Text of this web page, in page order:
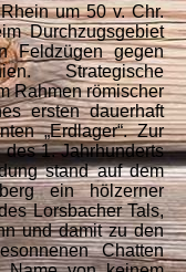
um 50 v. Chr.
Durchzugsgebiet
Feldzügen gegen
Strategische
Rahmen römischer
ersten dauerhaft
„Erdlager“. Zur
1. Jahrhunderts
stand auf dem
ein hölzerner
Lorsbacher Tals,
und damit zu den
Chatten